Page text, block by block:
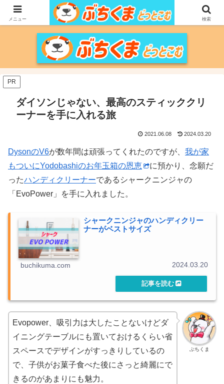
家づくりをメインに、家電、PC/MACなどのレビュー、育児、新潟の情報を気
の向くままに、気が済むまで調べ上げるブログです。
PR
ダイソンじゃない、最高のスティッククリ
ーナーを手に入れる旅
2021.06.08 2024.03.20
DysonのV6が数年間は頑張ってくれたのですが、 我が家
もついにYodobashiのお年玉箱の恩恵
に預かり、念願だ
ったハンディクリーナーであるシャークニンジャの
「EvoPower」を手に入れました。
シャークニンジャのハンディクリー
ナーがベストサイズ
buchikuma.com 2024.03.20
ぶちくま
Evopower、吸引力は大したことないけどダ
イニングテーブルにも置いておけるくらい省
スペースでデザインがすっきりしているの
で、子供がお菓子食べた後にさっと綺麗にで
きるのがあまりにも魅力。
メニュー 検索